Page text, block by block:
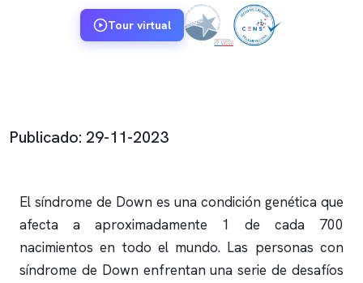
Tour virtual
Publicado: 29-11-2023
El síndrome de Down es una condición genética que
afecta a aproximadamente 1 de cada 700
nacimientos en todo el mundo. Las personas con
síndrome de Down enfrentan una serie de desafíos